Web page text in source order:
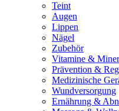
Teint
Augen
Lippen
Nägel
Zubehör
Vitamine &
Prävention &
Medizinische
Wundversorgung
Ernährung &